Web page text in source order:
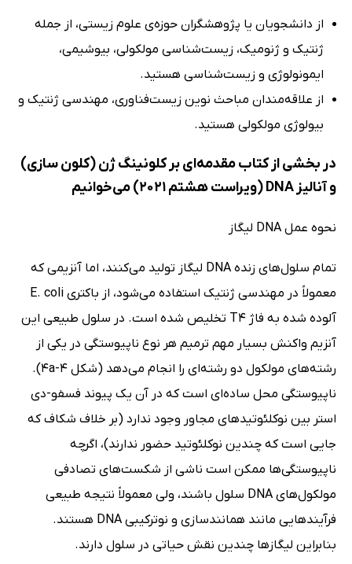
از دانشجویان یا پژوهشگران حوزه‌ی علوم زیستی، از جمله
ژنتیک و ژنومیک، زیست‌شناسی مولکولی، بیوشیمی،
ایمونولوژی و زیست‌شناسی هستید.
از علاقه‌مندان مباحث نوین زیست‌فناوری، مهندسی ژنتیک و
بیولوژی مولکولی هستید.
در بخشی از کتاب مقدمه‌ای بر کلونینگ ژن (کلون سازی)
و آنالیز DNA (ویراست هشتم 2021) می‌خوانیم
نحوه عمل DNA لیگاز
تمام سلول‌های زنده DNA لیگاز تولید می‌کنند، اما آنزیمی که
معمولاً در مهندسی ژنتیک استفاده می‌شود، از باکتری E. coli
آلوده شده به فاژ T4 تخلیص شده است. در سلول طبیعی این
آنزیم واکنش بسیار مهم ترمیم هر نوع ناپیوستگی در یکی از
رشته‌های مولکول دو رشته‌ای را انجام می‌دهد (شکل 4-4a).
ناپیوستگی محل ساده‌ای است که در آن یک پیوند فسفو-دی
استر بین نوکلئوتیدهای مجاور وجود ندارد (بر خلاف شکاف که
جایی است که چندین نوکلئوتید حضور ندارند)، اگرچه
ناپیوستگی‌ها ممکن است ناشی از شکست‌های تصادفی
مولکول‌های DNA سلول باشند، ولی معمولاً نتیجه طبیعی
فرآیندهایی مانند همانندسازی و نوترکیبی DNA هستند.
بنابراین لیگازها چندین نقش حیاتی در سلول دارند.